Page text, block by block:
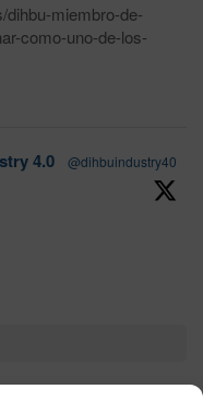
dihbu-miembro-de-
como-uno-de-los-
4.0
@dihbuindustry40